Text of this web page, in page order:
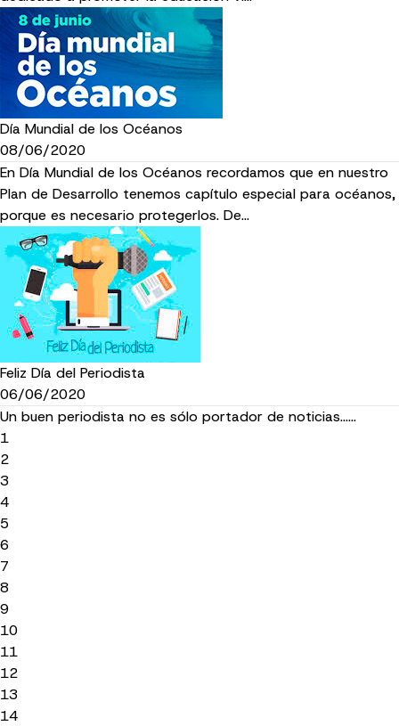
Día Mundial de los Océanos
08/06/2020
En Día Mundial de los Océanos recordamos que en nuestro
Plan de Desarrollo tenemos capítulo especial para océanos,
porque es necesario protegerlos. De…
Feliz Día del Periodista
06/06/2020
Un buen periodista no es sólo portador de noticias......
1
2
3
4
5
6
7
8
9
10
11
12
13
14